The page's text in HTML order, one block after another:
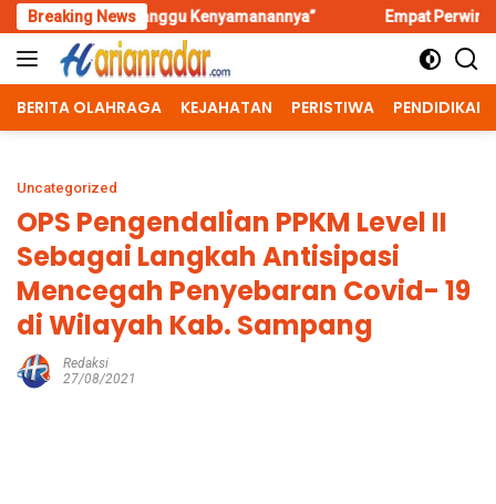
Skip
to
content
Breaking News
Kenyamanannya” Empat Perwira Ikuti Seleksi
BERITA OLAHRAGA KEJAHATAN PERISTIWA PENDIDIKAN
Uncategorized
OPS Pengendalian PPKM Level II
Sebagai Langkah Antisipasi
Mencegah Penyebaran Covid- 19
di Wilayah Kab. Sampang
Redaksi
27/08/2021